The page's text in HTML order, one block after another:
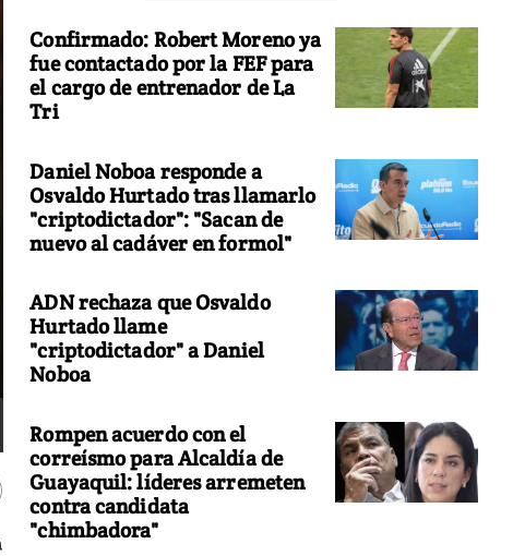
Confirmado: Robert Moreno ya
fue contactado por la FEF para
el cargo de entrenador de La
Tri
Daniel Noboa responde a
Osvaldo Hurtado tras llamarlo
"criptodictador": "Sacan de
nuevo al cadáver en formol"
ADN rechaza que Osvaldo
Hurtado llame
"criptodictador" a Daniel
Noboa
Rompen acuerdo con el
correísmo para Alcaldía de
Guayaquil: líderes arremeten
contra candidata
"chimbadora"